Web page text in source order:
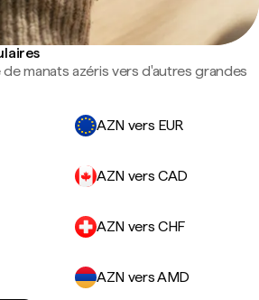
manats azéris vers d'autres grandes
AZN vers EUR
AZN vers CAD
AZN vers CHF
AZN vers AMD